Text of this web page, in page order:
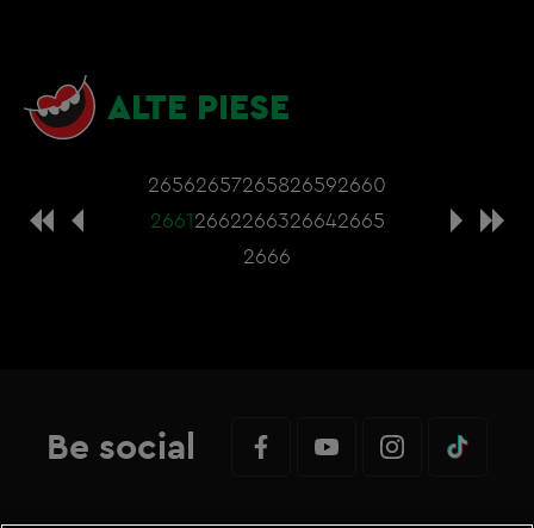
ALTE PIESE
26562657265826592660
26612662266326642665
2666
Be social